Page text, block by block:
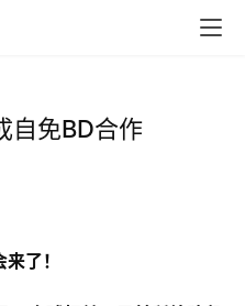
自免BD合作
了！